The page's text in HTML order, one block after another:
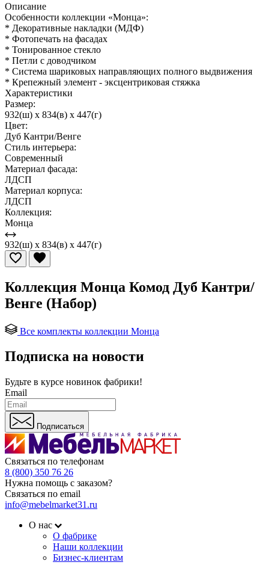
Описание
Особенности коллекции «Монца»:
* Декоративные накладки (МДФ)
* Фотопечать на фасадах
* Тонированное стекло
* Петли с доводчиком
* Система шариковых направляющих полного выдвижения
* Крепежный элемент - эксцентриковая стяжка
Характеристики
Размер:
932(ш) x 834(в) x 447(г)
Цвет:
Дуб Кантри/Венге
Стиль интерьера:
Современный
Материал фасада:
ЛДСП
Материал корпуса:
ЛДСП
Коллекция:
Монца
932(ш) x 834(в) x 447(г)
Коллекция Монца Комод Дуб Кантри/
Венге (Набор)
Все комплекты коллекции Монца
Подписка на новости
Будьте в курсе новинок фабрики!
Email
Подписаться
Связаться по телефонам
8 (800) 350 76 26
Нужна помощь с заказом?
Связаться по email
info@mebelmarket31.ru
О нас
О фабрике
Наши коллекции
Бизнес-клиентам